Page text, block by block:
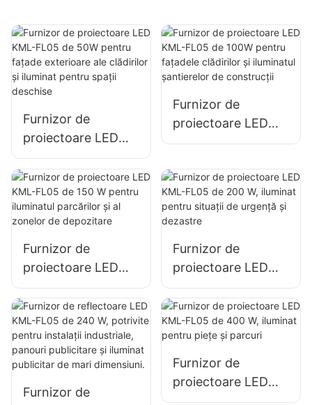
Furnizor de
proiectoare LED
KML-FL05 de 50W
pentru fațade
exterioare ale
clădirilor și iluminat
deschise
Furnizor de
proiectoare LED
KML-FL05 de 100W
clădirilor și
iluminatul
șantierelor de
Furnizor de
proiectoare LED
KML-FL05 de 150
W pentru iluminatul
parcărilor și al
zonelor de
depozitare
Furnizor de
proiectoare LED
KML-FL05 de 200
W, iluminat pentru
situații de urgență
și dezastre
Furnizor de
Furnizor de
proiectoare LED
KML-FL05 de 400